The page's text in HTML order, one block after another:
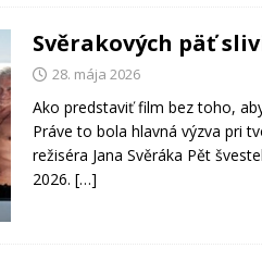
Svěrakových päť
28. mája 2026
Ako predstaviť film bez toho,
Práve to bola hlavná výzva pri
režiséra Jana Svěráka Pět
2026. […]